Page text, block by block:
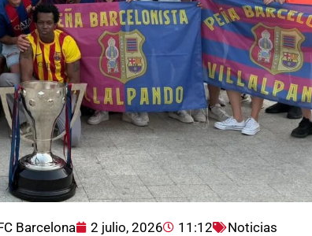
Barcelona 2 julio, 2026 11:12 Noticias